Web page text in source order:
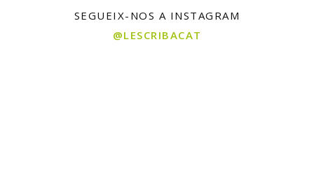
SEGUEIX-NOS A INSTAGRAM
@LESCRIBACAT